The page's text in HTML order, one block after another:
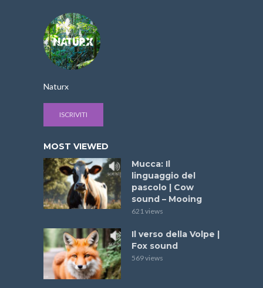
Naturx
ISCRIVITI
MOST VIEWED
Mucca: Il
linguaggio del
pascolo | Cow
sound – Mooing
621 views
Il verso della Volpe |
Fox sound
569 views